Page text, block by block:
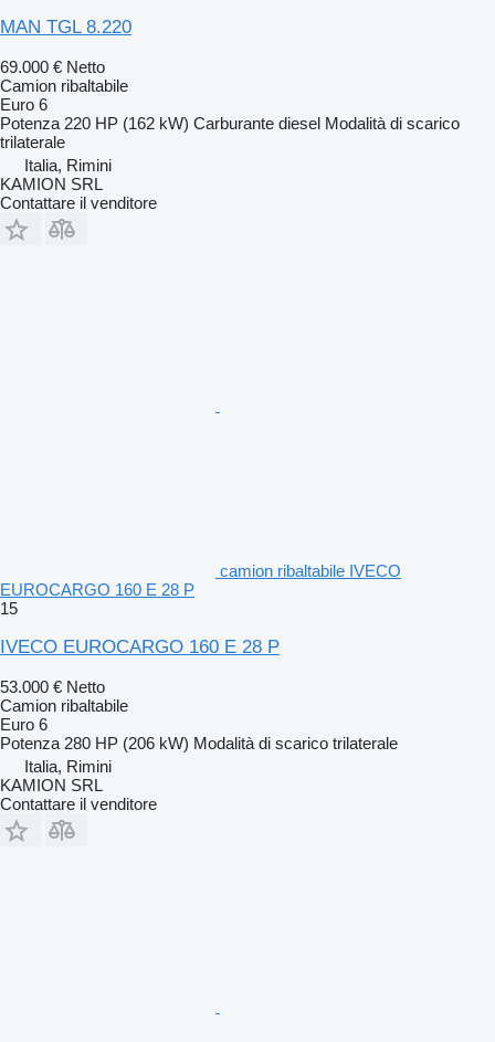
MAN TGL 8.220
69.000 € Netto
Camion ribaltabile
Euro 6
Potenza 220 HP (162 kW) Carburante diesel Modalità di scarico
trilaterale
Italia, Rimini
KAMION SRL
Contattare il venditore
camion ribaltabile IVECO
EUROCARGO 160 E 28 P
15
IVECO EUROCARGO 160 E 28 P
53.000 € Netto
Camion ribaltabile
Euro 6
Potenza 280 HP (206 kW) Modalità di scarico trilaterale
Italia, Rimini
KAMION SRL
Contattare il venditore